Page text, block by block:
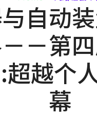
自动
－第
越个
幕